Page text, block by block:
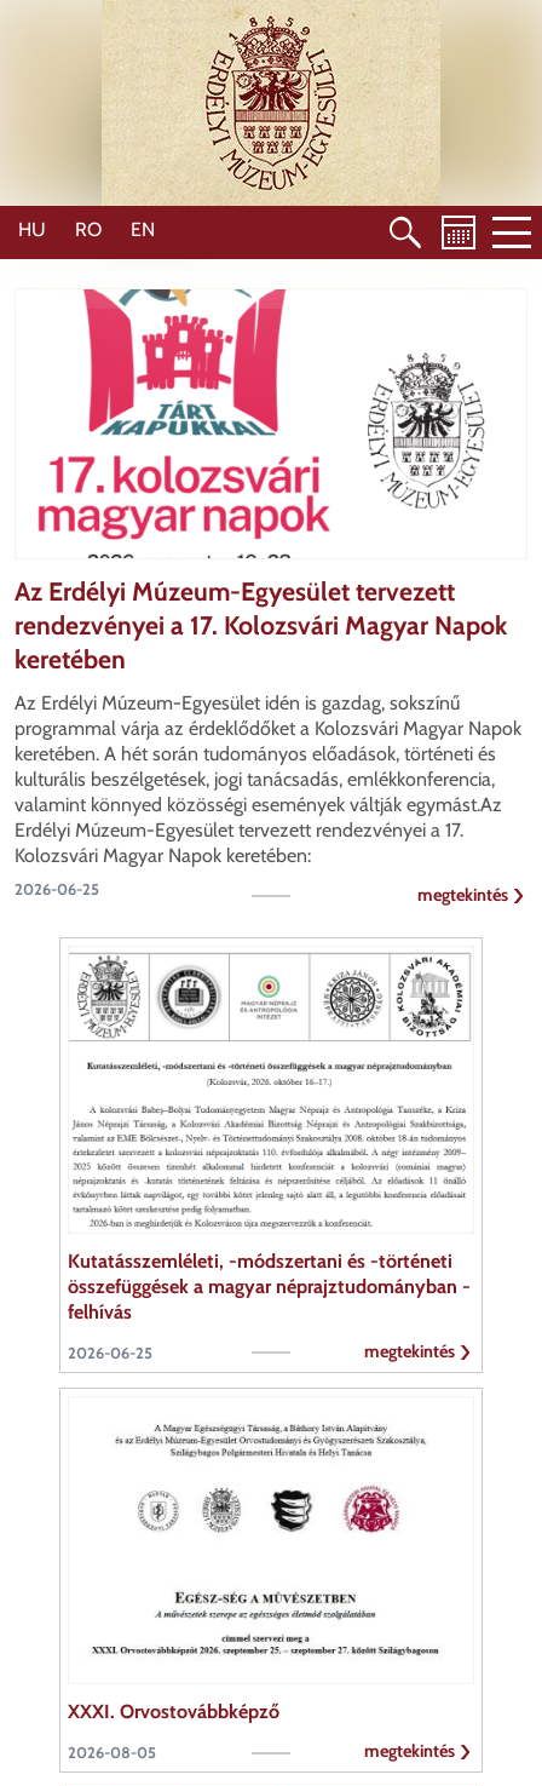
HU RO EN
Az Erdélyi Múzeum-Egyesület tervezett
rendezvényei a 17. Kolozsvári Magyar Napok
keretében
Az Erdélyi Múzeum-Egyesület idén is gazdag, sokszínű
programmal várja az érdeklődőket a Kolozsvári Magyar Napok
keretében. A hét során tudományos előadások, történeti és
kulturális beszélgetések, jogi tanácsadás, emlékkonferencia,
valamint könnyed közösségi események váltják egymást.Az
Erdélyi Múzeum-Egyesület tervezett rendezvényei a 17.
Kolozsvári Magyar Napok keretében:
2026-06-25 megtekintés
Kutatásszemléleti, -módszertani és -történeti
összefüggések a magyar néprajztudományban -
felhívás
2026-06-25 megtekintés
XXXI. Orvostovábbképző
2026-08-05 megtekintés